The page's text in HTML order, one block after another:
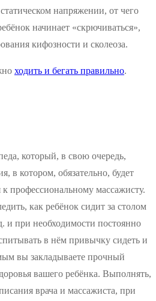
напряжении, от чего
начинает «скрючиваться»,
кифозности и сколеоза.
ходить и бегать правильно.
который, в свою очередь,
в котором, обязательно, будет
профессиональному массажисту.
как ребёнок сидит за столом
и при необходимости постоянно
в нём привычку сидеть и
вы закладываете прочный
вашего ребёнка. Выполнять,
врача и массажиста, при